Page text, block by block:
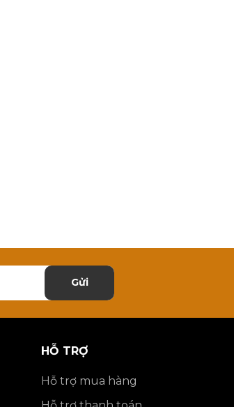
Gửi
HỖ TRỢ
Hỗ trợ mua hàng